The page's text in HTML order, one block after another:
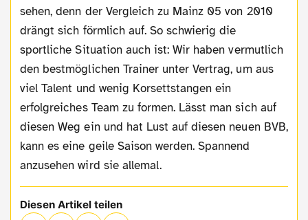
sehen, denn der Vergleich zu Mainz 05 von 2010
drängt sich förmlich auf. So schwierig die
sportliche Situation auch ist: Wir haben vermutlich
den bestmöglichen Trainer unter Vertrag, um aus
viel Talent und wenig Korsettstangen ein
erfolgreiches Team zu formen. Lässt man sich auf
diesen Weg ein und hat Lust auf diesen neuen BVB,
kann es eine geile Saison werden. Spannend
anzusehen wird sie allemal.
Diesen Artikel teilen